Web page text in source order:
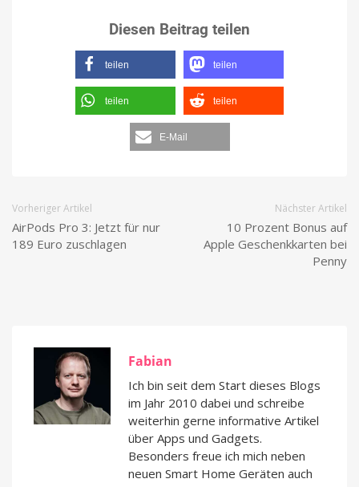
Diesen Beitrag teilen
teilen teilen
teilen teilen
E-Mail
Vorheriger Artikel
AirPods Pro 3: Jetzt für nur
189 Euro zuschlagen
Nächster Artikel
10 Prozent Bonus auf
Apple Geschenkkarten bei
Penny
Fabian
Ich bin seit dem Start dieses Blogs
im Jahr 2010 dabei und schreibe
weiterhin gerne informative Artikel
über Apps und Gadgets.
Besonders freue ich mich neben
neuen Smart Home Geräten auch